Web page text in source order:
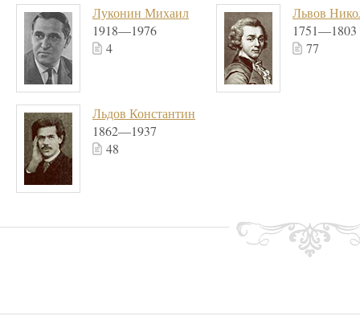
Луконин Михаил
1918—1976
4
Львов
1751—1803
77
Льдов Константин
1862—1937
48